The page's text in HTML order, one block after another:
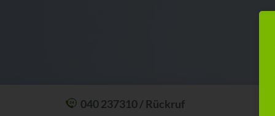
040 237310 / Rückruf